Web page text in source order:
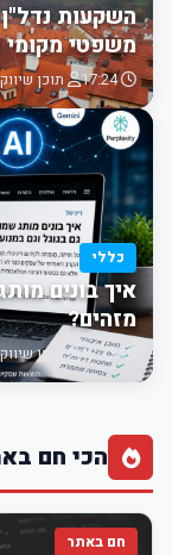
השקעות נדל"ן
משפטי מקומי
17:24 תוכן
כללי
מזהים?
12:13 תוכן
הכי חם
חם באתר